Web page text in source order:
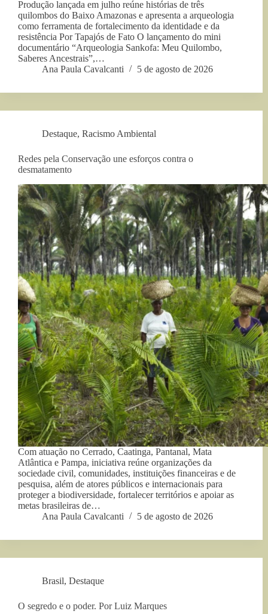
Produção lançada em julho reúne histórias de três
quilombos do Baixo Amazonas e apresenta a arqueologia
como ferramenta de fortalecimento da identidade e da
resistência Por Tapajós de Fato O lançamento do mini
documentário “Arqueologia Sankofa: Meu Quilombo,
Saberes Ancestrais”,…
Ana Paula Cavalcanti
5 de agosto de 2026
Destaque, Racismo Ambiental
Redes pela Conservação une esforços contra o
desmatamento
Com atuação no Cerrado, Caatinga, Pantanal, Mata
Atlântica e Pampa, iniciativa reúne organizações da
sociedade civil, comunidades, instituições financeiras e de
pesquisa, além de atores públicos e internacionais para
proteger a biodiversidade, fortalecer territórios e apoiar as
metas brasileiras de…
Ana Paula Cavalcanti
5 de agosto de 2026
Brasil, Destaque
O segredo e o poder. Por Luiz Marques